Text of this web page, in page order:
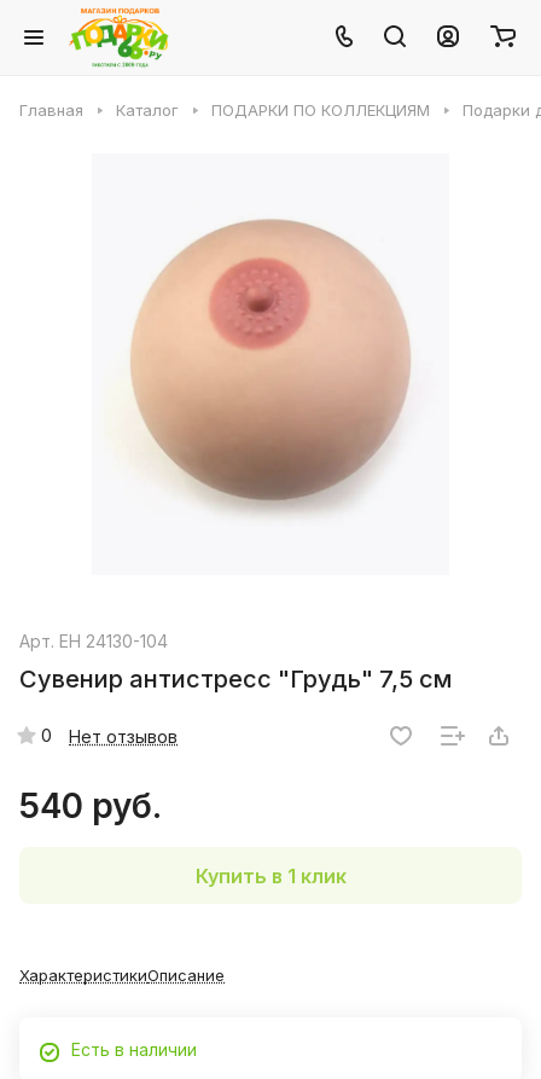
Главная Каталог ПОДАРКИ ПО КОЛЛЕКЦИЯМ Подарки
Арт. EH 24130-104
Сувенир антистресс "Грудь" 7,5 см
0 Нет отзывов
540 руб.
Купить в 1 клик
ХарактеристикиОписание
Есть в наличии